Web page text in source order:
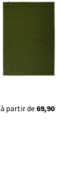
à partir de 69,90